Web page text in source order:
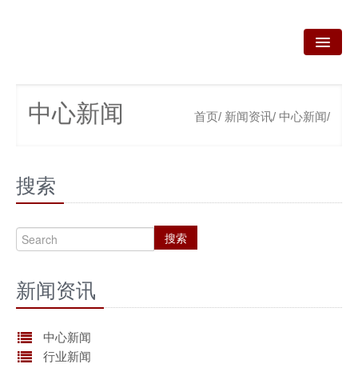
关于我们
新闻资讯
产品技术
联系我们
中心新闻 首页/ 新闻资讯/ 中心新闻/
搜索
搜索
新闻资讯
中心新闻
行业新闻